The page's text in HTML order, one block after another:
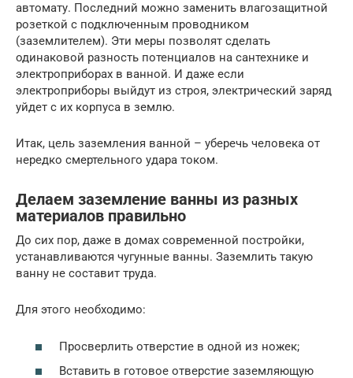
автомату. Последний можно заменить влагозащитной
розеткой с подключенным проводником
(заземлителем). Эти меры позволят сделать
одинаковой разность потенциалов на сантехнике и
электроприборах в ванной. И даже если
электроприборы выйдут из строя, электрический заряд
уйдет с их корпуса в землю.
Итак, цель заземления ванной – уберечь человека от
нередко смертельного удара током.
Делаем заземление ванны из разных
материалов правильно
До сих пор, даже в домах современной постройки,
устанавливаются чугунные ванны. Заземлить такую
ванну не составит труда.
Для этого необходимо:
Просверлить отверстие в одной из ножек;
Вставить в готовое отверстие заземляющую